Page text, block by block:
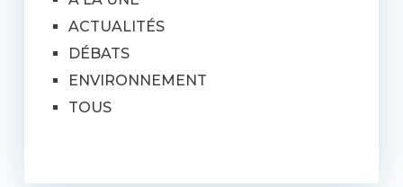
ACTUALITÉS
DÉBATS
ENVIRONNEMENT
TOUS